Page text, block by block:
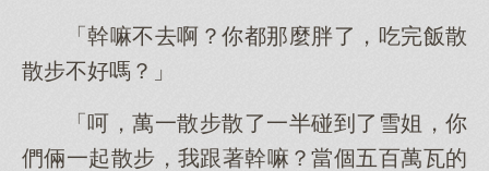
「幹嘛不去啊？你都那麼胖了，吃完飯散
散步不好嗎？」
「呵，萬一散步散了一半碰到了雪姐，你
們倆一起散步，我跟著幹嘛？當個五百萬瓦的